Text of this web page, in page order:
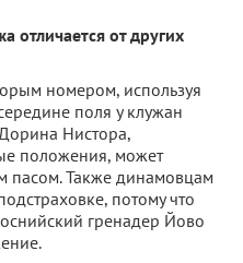
отличается от других
номером, используя
поля у клужан
Дорина Нистора,
положения, может
пасом. Также динамовцам
потому что
гренадер Йово